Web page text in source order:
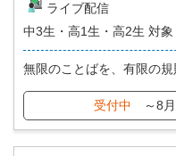
ライブ配信
中3生・高1生・高2生 対象
無限のことばを、有限の規
受付中 ～8